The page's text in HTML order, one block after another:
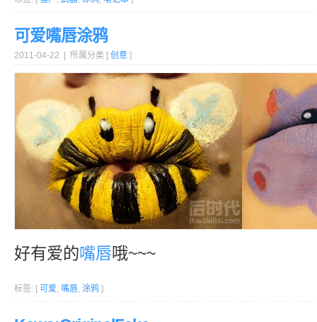
可爱嘴唇涂鸦
2011-04-22 | 所属分类 [ 创意 ]
好有爱的嘴唇哦~~~
标签: [ 可爱, 嘴唇, 涂鸦 ]